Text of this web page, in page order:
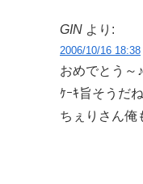
GIN より:
2006/10/16 18:38
おめでとう～♪
ｹｰｷ旨そうだね
ちぇりさん俺